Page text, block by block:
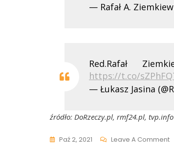
— Rafał A.
Red.Rafał
https://t.co/
— Łukasz Jasina
źródło: DoRzeczy.pl, rmf24.pl, tvp.info
Paź 2, 2021 Leave A Comment